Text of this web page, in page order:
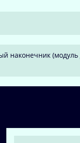
наконечник (модуль